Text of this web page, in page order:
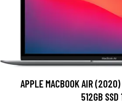
APPLE MACBOOK AIR (2020)
512GB SSD